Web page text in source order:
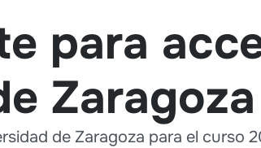
para
de Zaragoza para el curso